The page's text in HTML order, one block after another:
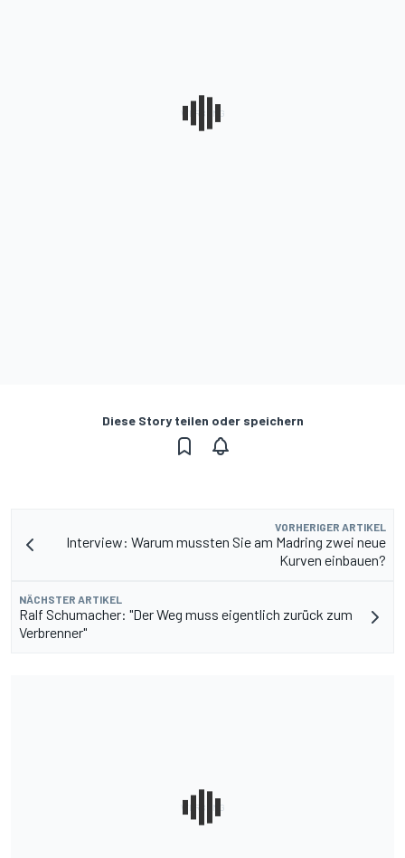
Diese Story teilen oder speichern
VORHERIGER ARTIKEL
Interview: Warum mussten Sie am Madring zwei neue
Kurven einbauen?
NÄCHSTER ARTIKEL
Ralf Schumacher: "Der Weg muss eigentlich zurück zum
Verbrenner"